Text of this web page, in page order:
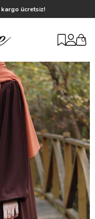
kargo ücretsiz!
0